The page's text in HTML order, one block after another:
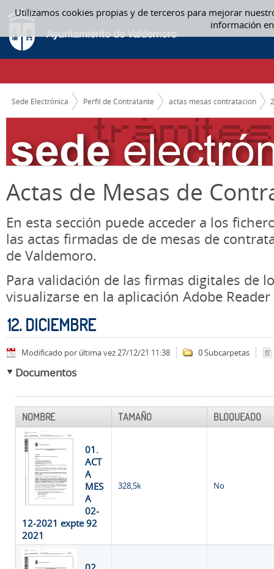
Utilizamos cookies propias y de terceros para mejorar
información
Saltar al contenido
12. DICIEMBRE - ACTAS MESAS CONTRATACION
CAMINO DE MIGAS
Sede Electrónica Perfil de Contratante actas mesas contratacion
Actas de Mesas de
En esta sección puede acceder a los
las actas firmadas de de mesas de
de Valdemoro.
Para validación de las firmas digitales de
visualizarse en la aplicación Adobe Reader
12. DICIEMBRE
Modificado por última vez 27/12/21 11:38 0 Subcarpetas
Documentos
NOMBRE TAMAÑO BLOQUEADO
01.
ACT
A
MES
A
02-
12-2021 expte 92
2021
328,5k No